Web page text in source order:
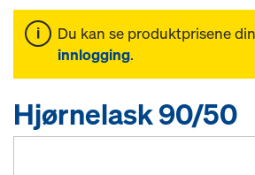
Du kan se produktprisene
innlogging.
Hjørnelask 90/50